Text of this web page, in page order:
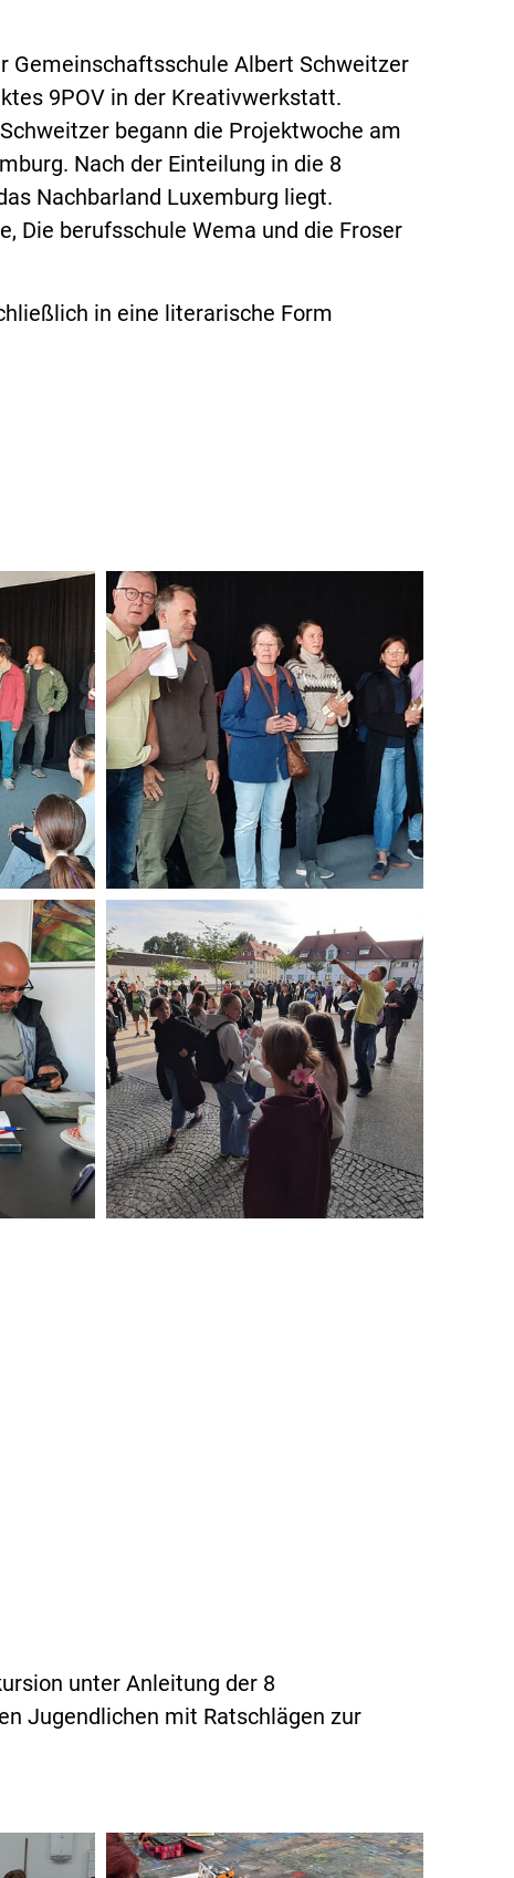
Gemeinschaftsschule Albert Schweitzer
9POV in der Kreativwerkstatt.
begann die Projektwoche am
Nach der Einteilung in die 8
Nachbarland Luxemburg liegt.
Die berufsschule Wema und die Froser
in eine literarische Form
unter Anleitung der 8
Jugendlichen mit Ratschlägen zur